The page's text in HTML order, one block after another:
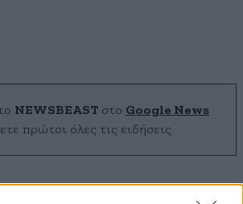
NEWSBEAST στο Google News
πρώτοι όλες τις ειδήσεις